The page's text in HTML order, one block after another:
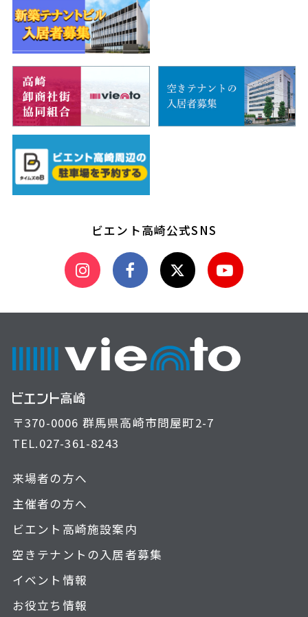
ビエント高崎公式SNS
〒370-0006 群馬県高崎市問屋町2-7
TEL.027-361-8243
来場者の方へ
主催者の方へ
ビエント高崎施設案内
空きテナントの入居者募集
イベント情報
お役立ち情報